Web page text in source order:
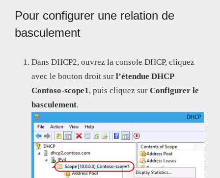
Pour configurer une relation de
basculement
Dans DHCP2, ouvrez la console DHCP, cliquez
avec le bouton droit sur l’étendue DHCP
Contoso-scope1, puis cliquez sur Configurer le
basculement.